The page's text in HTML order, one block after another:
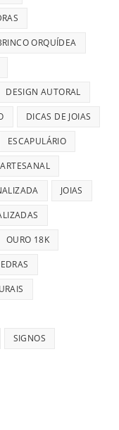
ORQUÍDEA
DESIGN AUTORAL
DICAS DE JOIAS
ESCAPULÁRIO
JOIAS
OURO 18K
SIGNOS